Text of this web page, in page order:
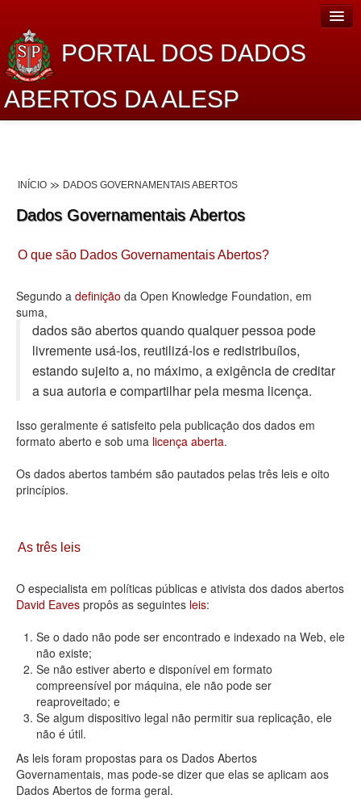
PORTAL DOS DADOS
ABERTOS DA ALESP
Lei de Acesso à Informação
Dados Governamentais Abertos
Planejamento
Catálogo de dados
Processo Legislativo
Deputados Estaduais
Administração
Legislação
Agenda
Contato
INÍCIO DADOS GOVERNAMENTAIS ABERTOS
Dados Governamentais Abertos
O que são Dados Governamentais Abertos?
Segundo a definição da Open Knowledge Foundation, em
suma,
dados são abertos quando qualquer pessoa pode
livremente usá-los, reutilizá-los e redistribuí­los,
estando sujeito a, no máximo, a exigência de creditar
a sua autoria e compartilhar pela mesma licença.
Isso geralmente é satisfeito pela publicação dos dados em
formato aberto e sob uma licença aberta.
Os dados abertos também são pautados pelas três leis e oito
princípios.
As três leis
O especialista em políticas públicas e ativista dos dados abertos
David Eaves propôs as seguintes leis:
Se o dado não pode ser encontrado e indexado na Web, ele
não existe;
Se não estiver aberto e disponível em formato
compreensível por máquina, ele não pode ser
reaproveitado; e
Se algum dispositivo legal não permitir sua replicação, ele
não é útil.
As leis foram propostas para os Dados Abertos
Governamentais, mas pode-se dizer que elas se aplicam aos
Dados Abertos de forma geral.